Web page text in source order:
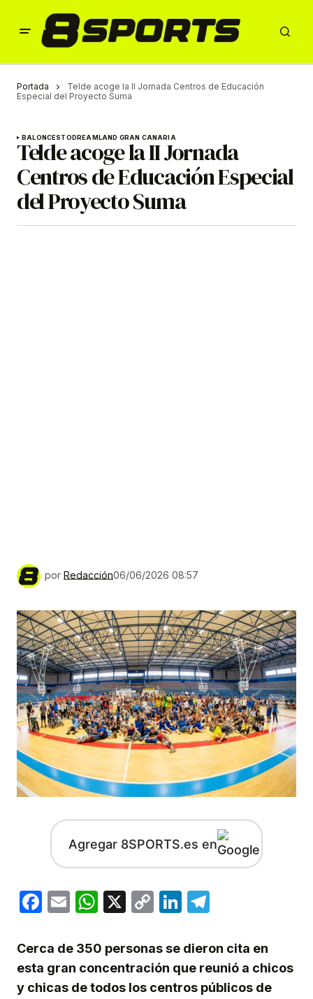
Portada
Telde acoge la II Jornada Centros de Educación
Especial del Proyecto Suma
BALONCESTODREAMLAND GRAN CANARIA
Telde acoge la II Jornada
Centros de Educación Especial
del Proyecto Suma
por Redacción06/06/2026 08:57
Agregar 8SPORTS.es en
Facebook
EmailWhatsApp
X
CopyLinkedIn
Cerca de 350 personas se dieron cita en
esta gran concentración que reunió a chicos
y chicas de todos los centros públicos de